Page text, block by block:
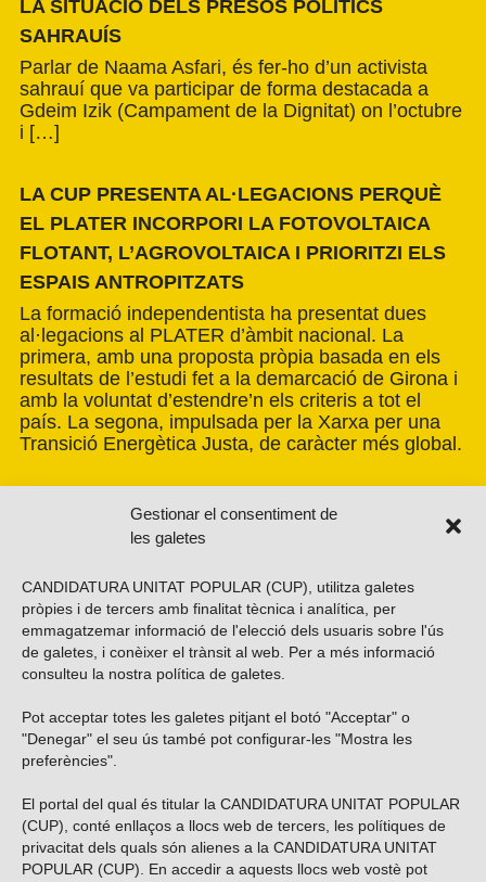
Gestionar el consentiment de
les galetes
CANDIDATURA UNITAT POPULAR (CUP), utilitza galetes
pròpies i de tercers amb finalitat tècnica i analítica, per
emmagatzemar informació de l'elecció dels usuaris sobre l'ús
de galetes, i conèixer el trànsit al web. Per a més informació
consulteu la nostra política de galetes
Pot acceptar totes les galetes pitjant el botó "Acceptar" o
"Denegar" el seu ús també pot configurar-les "Mostra les
preferències".
El portal del qual és titular la CANDIDATURA UNITAT POPULAR
(CUP), conté enllaços a llocs web de tercers, les polítiques de
privacitat dels quals són alienes a la CANDIDATURA UNITAT
POPULAR (CUP). En accedir a aquests llocs web vostè pot
LA SITUACIÓ DELS PRESOS POLÍTICS
SAHRAUÍS
Parlar de Naama Asfari, és fer-ho d’un activista
sahrauí que va participar de forma destacada a
Gdeim Izik (Campament de la Dignitat) on l’octubre
i […]
LA CUP PRESENTA AL·LEGACIONS PERQUÈ
EL PLATER INCORPORI LA FOTOVOLTAICA
FLOTANT, L’AGROVOLTAICA I PRIORITZI ELS
ESPAIS ANTROPITZATS
La formació independentista ha presentat dues
al·legacions al PLATER d’àmbit nacional. La
primera, amb una proposta pròpia basada en els
resultats de l’estudi fet a la demarcació de Girona i
amb la voluntat d’estendre’n els criteris a tot el
país. La segona, impulsada per la Xarxa per una
Transició Energètica Justa, de caràcter més global.
Vols subscriure’t al nostre butlletí?
ENVIAR